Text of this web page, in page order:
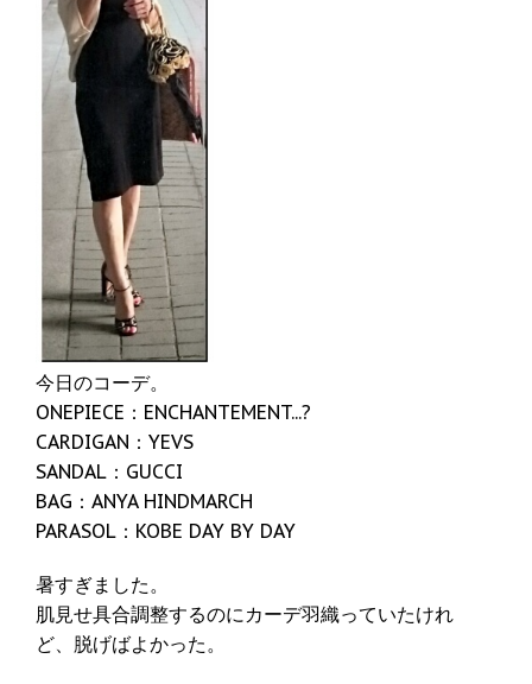
今日のコーデ。
ONEPIECE：ENCHANTEMENT...?
CARDIGAN：YEVS
SANDAL：GUCCI
BAG：ANYA HINDMARCH
PARASOL：KOBE DAY BY DAY
暑すぎました。
肌見せ具合調整するのにカーデ羽織っていたけれ
ど、脱げばよかった。